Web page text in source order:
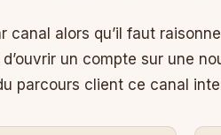
alors qu’il faut
un compte sur une
parcours client ce canal